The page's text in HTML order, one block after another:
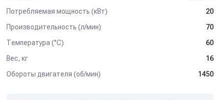
Потребляемая мощность (кВт)
20
Производительность (л/мин)
70
Температура (°C)
60
Вес, кг
16
Обороты двигателя (об/мин)
1450